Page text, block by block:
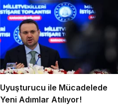
Uyuşturucu ile Mücadelede
Yeni Adımlar Atılıyor!